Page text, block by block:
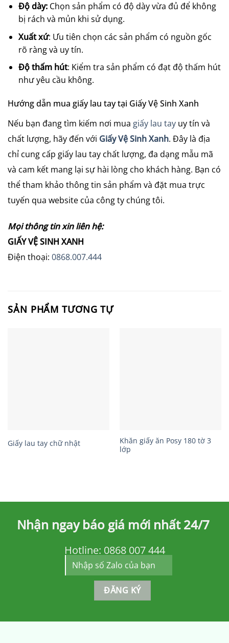
Độ dày:Chọn sản phẩm có độ dày vừa đủ để không
bị rách và mủn khi sử dụng.
Xuất xứ: Ưu tiên chọn các sản phẩm có nguồn gốc
rõ ràng và uy tín.
Độ thấm hút: Kiểm tra sản phẩm có đạt độ thấm hút
như yêu cầu không.
Hướng dẫn mua giấy lau tay tại Giấy Vệ Sinh Xanh
Nếu bạn đang tìm kiếm nơi mua giấy lau tay uy tín và
chất lượng, hãy đến với Giấy Vệ Sinh Xanh. Đây là địa
chỉ cung cấp giấy lau tay chất lượng, đa dạng mẫu mã
và cam kết mang lại sự hài lòng cho khách hàng. Bạn có
thể tham khảo thông tin sản phẩm và đặt mua trực
tuyến qua website của công ty chúng tôi.
Mọi thông tin xin liên hệ:
GIẤY VỆ SINH XANH
Điện thoại: 0868.007.444
SẢN PHẨM TƯƠNG TỰ
Giấy lau tay chữ nhật
Khăn giấy ăn Posy 180 tờ 3
lớp
Nhận ngay báo giá mới nhất 24/7
Hotline: 0868 007 444